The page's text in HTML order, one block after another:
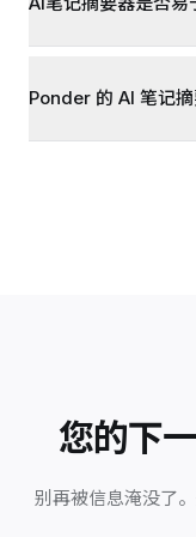
Ponder 的 AI 笔记
您的下
别再被信息淹没了